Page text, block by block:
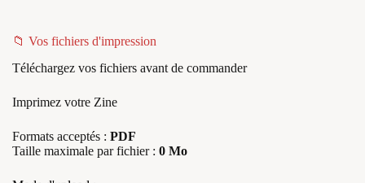
📁 Vos fichiers d'impression
Téléchargez vos fichiers avant de commander
Imprimez votre Zine
Formats acceptés : PDF
Taille maximale par fichier : 0 Mo